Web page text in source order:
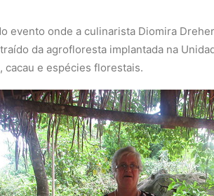
evento onde a culinarista Diomira
da agrofloresta implantada na
e espécies florestais.